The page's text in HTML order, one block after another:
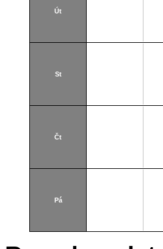
Út
St
Čt
Pá